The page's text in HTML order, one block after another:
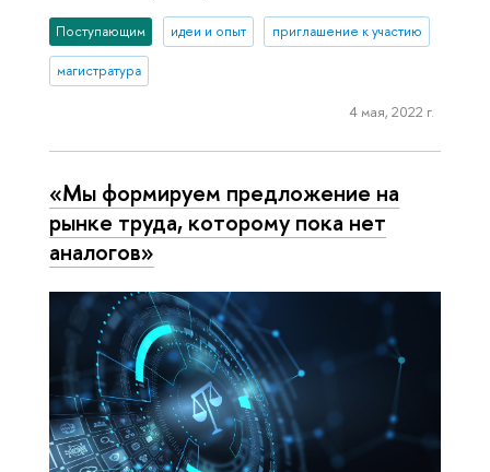
Поступающим идеи и опыт приглашение к участию
магистратура
4 мая, 2022 г.
«Мы формируем предложение на
рынке труда, которому пока нет
аналогов»